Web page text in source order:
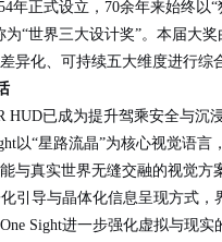
年正式设立，70余年来始终以
“世界三大设计奖”。本届大
异化、可持续五大维度进行综
HUD已成为提升驾乘安全与沉
以“星路流晶”为核心视觉语
与真实世界无缝交融的视觉方
引导与晶体化信息呈现方式
Sight进一步强化虚拟与现